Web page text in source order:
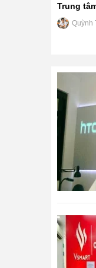
Trung
Quỳnh